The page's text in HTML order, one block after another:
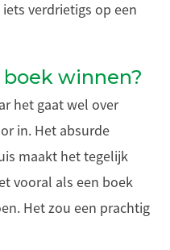
verdrietigs op een
winnen?
het gaat wel over
in. Het absurde
maakt het tegelijk
vooral als een boek
Het zou een prachtig